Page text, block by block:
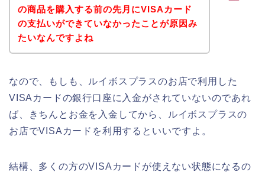
の商品を購入する前の先月にVISAカード
の支払いができていなかったことが原因み
たいなんですよね
なので、もしも、ルイボスプラスのお店で利用した
VISAカードの銀行口座に入金がされていないのであれ
ば、きちんとお金を入金してから、ルイボスプラスの
お店でVISAカードを利用するといいですよ。
結構、多くの方のVISAカードが使えない状態になるの